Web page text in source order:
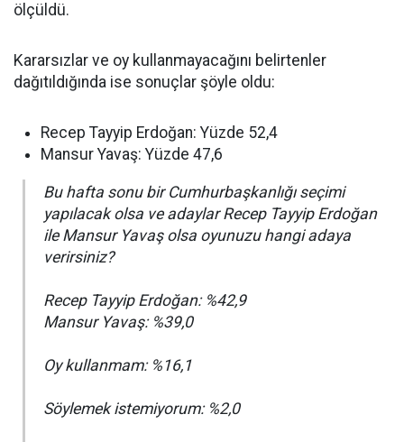
ölçüldü.
Kararsızlar ve oy kullanmayacağını belirtenler
dağıtıldığında ise sonuçlar şöyle oldu:
Recep Tayyip Erdoğan: Yüzde 52,4
Mansur Yavaş: Yüzde 47,6
Bu hafta sonu bir Cumhurbaşkanlığı seçimi
yapılacak olsa ve adaylar Recep Tayyip Erdoğan
ile Mansur Yavaş olsa oyunuzu hangi adaya
verirsiniz?
Recep Tayyip Erdoğan: %42,9
Mansur Yavaş: %39,0
Oy kullanmam: %16,1
Söylemek istemiyorum: %2,0